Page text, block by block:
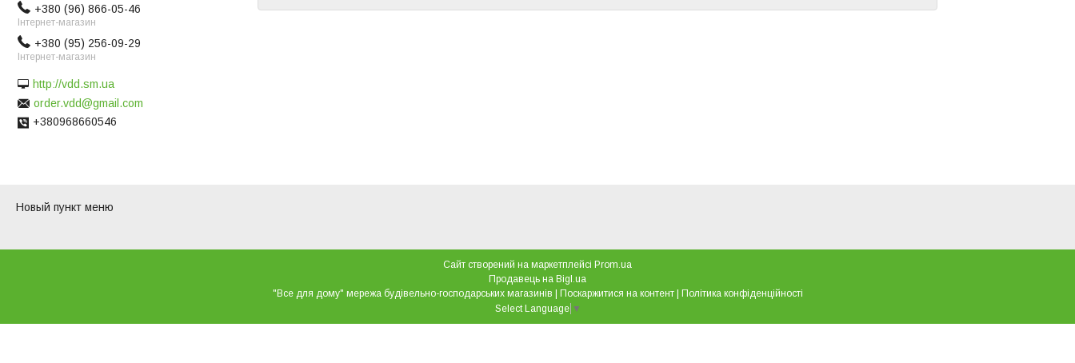
+380 (96) 866-05-46
Інтернет-магазин
+380 (95) 256-09-29
Інтернет-магазин
http://vdd.sm.ua
order.vdd@gmail.com
+380968660546
Новый пункт меню
Сайт створений на маркетплейсі Prom.ua
Продавець на Bigl.ua
Поскаржитися на контент
Політика конфіденційності
Select Language ▼